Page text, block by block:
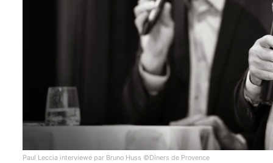
Paul Leccia interviewé par Bruno Huss ©Dîners de Provence